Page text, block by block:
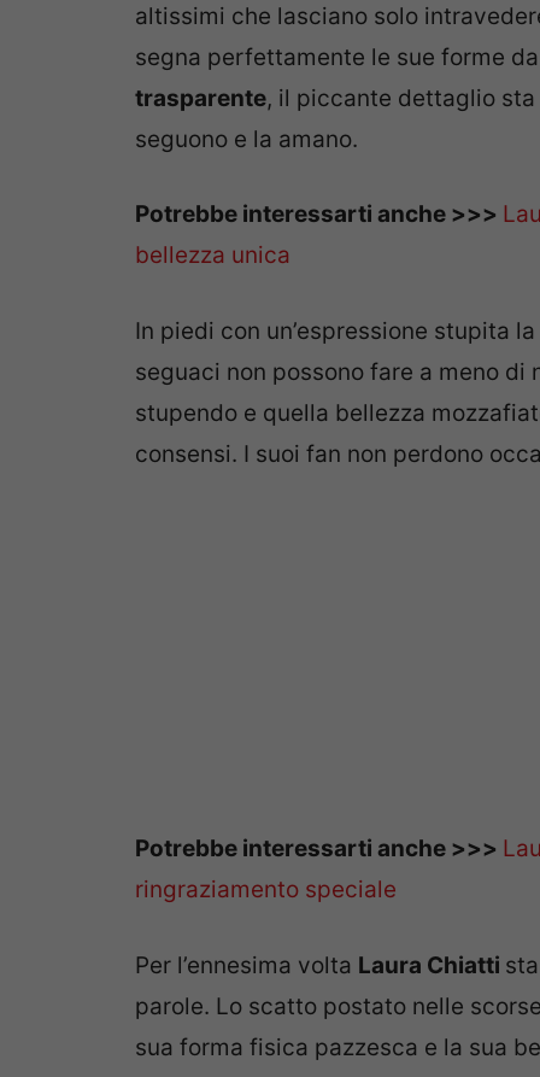
altissimi che lasciano solo
segna perfettamente le sue forme
trasparente, il piccante dettaglio
seguono e la amano.
Potrebbe interessarti anche >>>
bellezza unica
In piedi con un’espressione stupita
seguaci non possono fare a meno
stupendo e quella bellezza
consensi. I suoi fan non perdono
Potrebbe interessarti anche >>>
ringraziamento speciale
Per l’ennesima volta Laura Chiatti
parole. Lo scatto postato nelle
sua forma fisica pazzesca e la sua